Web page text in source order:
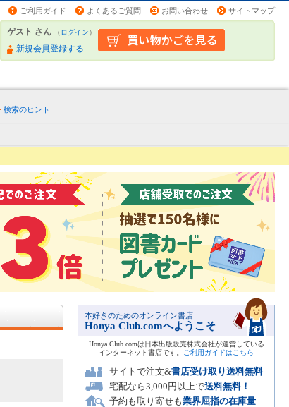
ご利用ガイド よくあるご質問 お問い合わせ サイトマップ
ゲスト さん （ログイン）
新規会員登録する
検索のヒント
本好きのためのオンライン書店
Honya Club.comへようこそ
Honya Club.comは日本出版販売株式会社が運営している
インターネット書店です。
ご利用ガイドはこちら
サイトで注文&書店受け取り送料無料
宅配なら3,000円以上で送料無料！
予約も取り寄せも業界屈指の在庫量